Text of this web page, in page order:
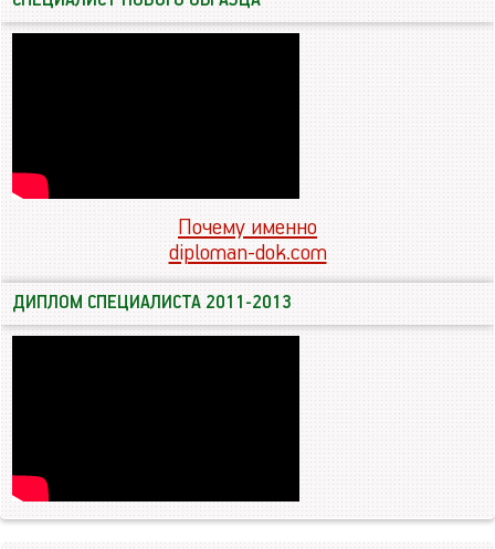
Почему именно
diploman-dok.com
ДИПЛОМ СПЕЦИАЛИСТА 2011-2013